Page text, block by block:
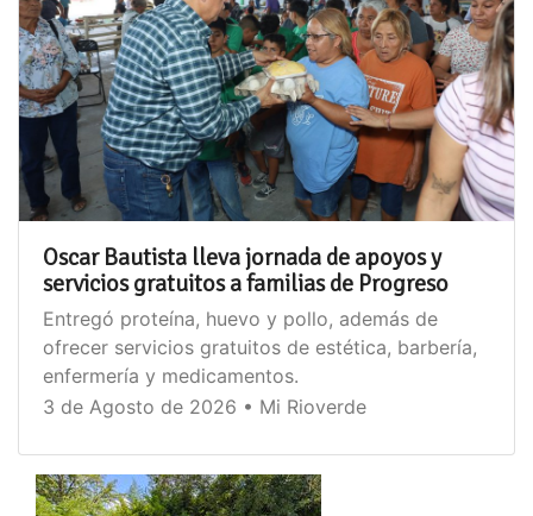
Oscar Bautista lleva jornada de apoyos y
servicios gratuitos a familias de Progreso
Entregó proteína, huevo y pollo, además de
ofrecer servicios gratuitos de estética, barbería,
enfermería y medicamentos.
3 de Agosto de 2026 • Mi Rioverde